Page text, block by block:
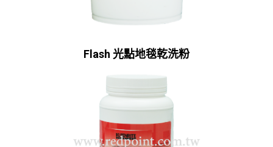
Flash 光點地毯乾洗粉